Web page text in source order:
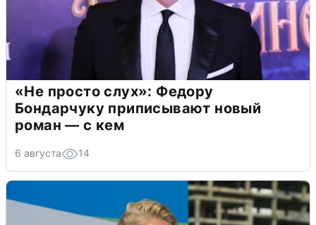
«Не просто слух»: Федору
Бондарчуку приписывают новый
роман — с кем
6 августа 14